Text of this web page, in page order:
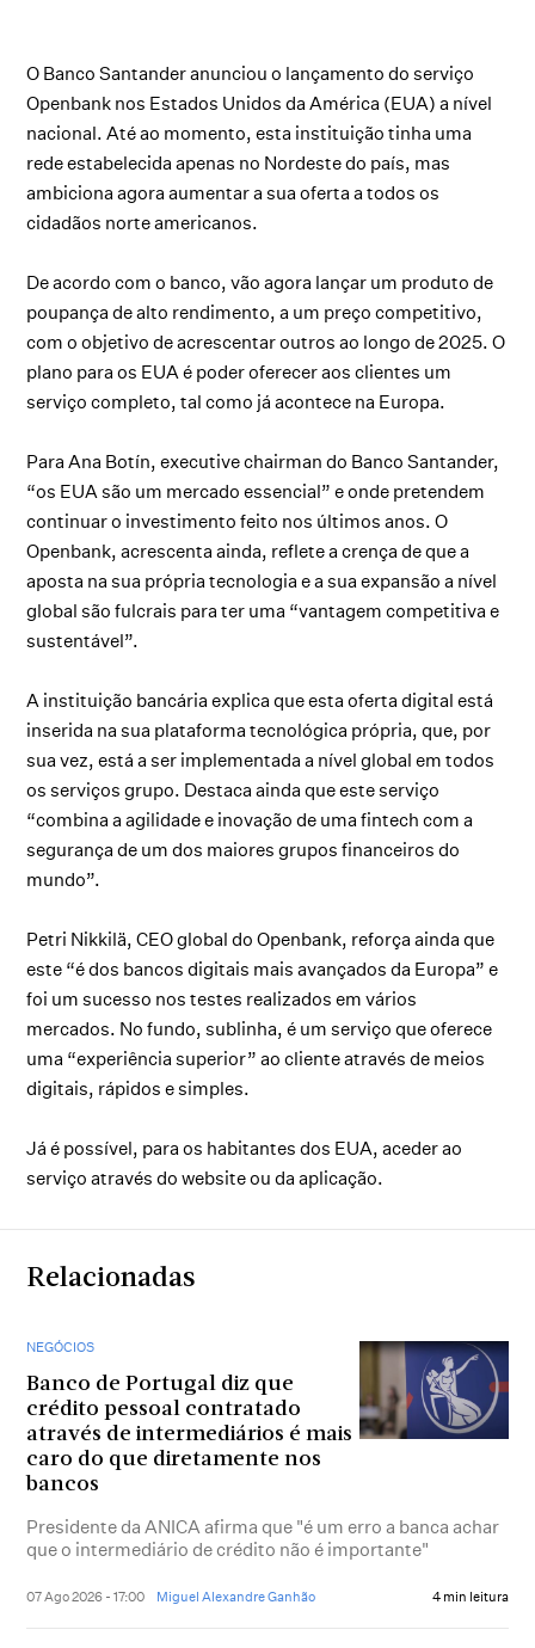
O Banco Santander anunciou o lançamento do serviço
Openbank nos Estados Unidos da América (EUA) a nível
nacional. Até ao momento, esta instituição tinha uma
rede estabelecida apenas no Nordeste do país, mas
ambiciona agora aumentar a sua oferta a todos os
cidadãos norte americanos.
De acordo com o banco, vão agora lançar um produto de
poupança de alto rendimento, a um preço competitivo,
com o objetivo de acrescentar outros ao longo de 2025. O
plano para os EUA é poder oferecer aos clientes um
serviço completo, tal como já acontece na Europa.
Para Ana Botín, executive chairman do Banco Santander,
“os EUA são um mercado essencial” e onde pretendem
continuar o investimento feito nos últimos anos. O
Openbank, acrescenta ainda, reflete a crença de que a
aposta na sua própria tecnologia e a sua expansão a nível
global são fulcrais para ter uma “vantagem competitiva e
sustentável”.
A instituição bancária explica que esta oferta digital está
inserida na sua plataforma tecnológica própria, que, por
sua vez, está a ser implementada a nível global em todos
os serviços grupo. Destaca ainda que este serviço
“combina a agilidade e inovação de uma fintech com a
segurança de um dos maiores grupos financeiros do
mundo”.
Petri Nikkilä, CEO global do Openbank, reforça ainda que
este “é dos bancos digitais mais avançados da Europa” e
foi um sucesso nos testes realizados em vários
mercados. No fundo, sublinha, é um serviço que oferece
uma “experiência superior” ao cliente através de meios
digitais, rápidos e simples.
Já é possível, para os habitantes dos EUA, aceder ao
serviço através do website ou da aplicação.
Relacionadas
NEGÓCIOS
Banco de Portugal diz que
crédito pessoal contratado
através de intermediários é mais
caro do que diretamente nos
bancos
Presidente da ANICA afirma que "é um erro a banca achar
que o intermediário de crédito não é importante"
07 Ago 2026 - 17:00 Miguel Alexandre Ganhão 4 min leitura